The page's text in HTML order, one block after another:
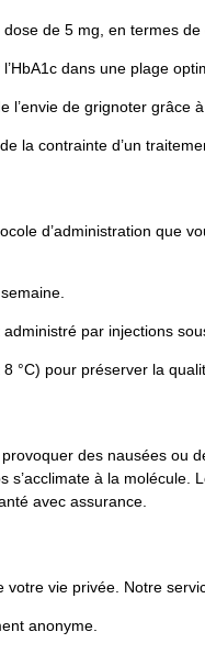
de 5 mg, en termes
dans une plage
l’envie de grignoter grâce
la contrainte d’un
d’administration que
par injections
°C) pour préserver la
des nausées ou
à la
avec assurance.
vie privée. Notre
anonyme.